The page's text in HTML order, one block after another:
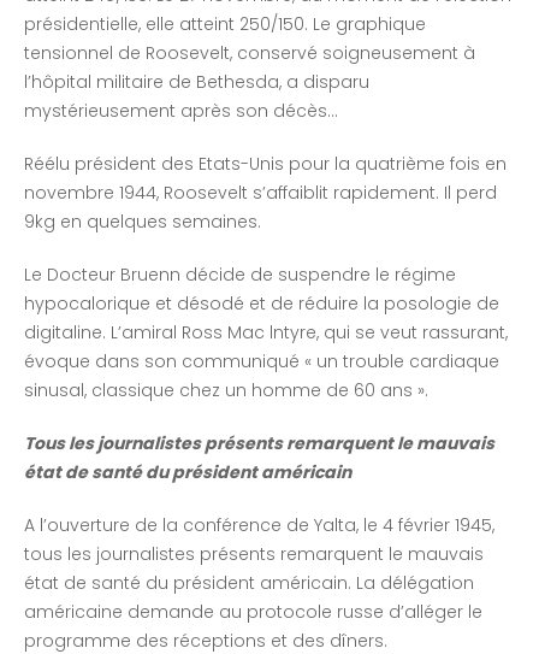
présidentielle, elle atteint 250/150. Le graphique
tensionnel de Roosevelt, conservé soigneusement à
l’hôpital militaire de Bethesda, a disparu
mystérieusement après son décès…
Réélu président des Etats-Unis pour la quatrième fois en
novembre 1944, Roosevelt s’affaiblit rapidement. Il perd
9kg en quelques semaines.
Le Docteur Bruenn décide de suspendre le régime
hypocalorique et désodé et de réduire la posologie de
digitaline. L’amiral Ross Mac lntyre, qui se veut rassurant,
évoque dans son communiqué « un trouble cardiaque
sinusal, classique chez un homme de 60 ans ».
Tous les journalistes présents remarquent le mauvais
état de santé du président américain
A l’ouverture de la conférence de Yalta, le 4 février 1945,
tous les journalistes présents remarquent le mauvais
état de santé du président américain. La délégation
américaine demande au protocole russe d’alléger le
programme des réceptions et des dîners.